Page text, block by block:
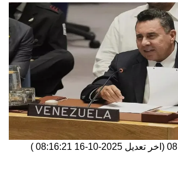
(اخر تعديل 2025-10-16 08:16:21
)